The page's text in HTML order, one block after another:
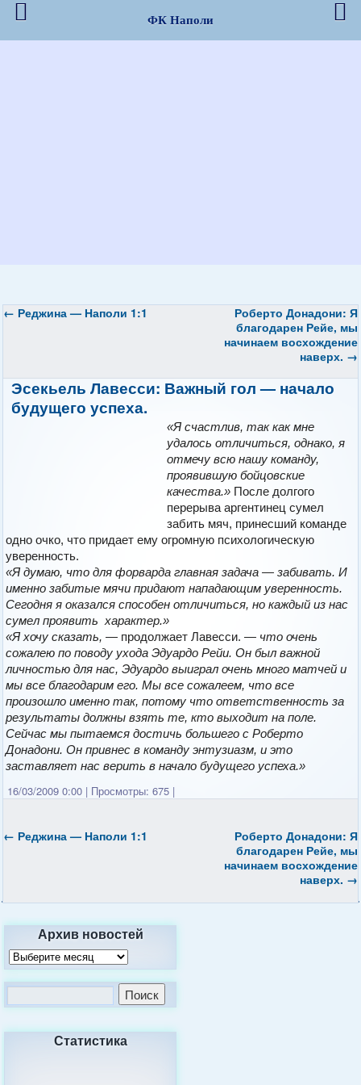
← Реджина — Наполи 1:1
Роберто Донадони: Я
благодарен Рейе, мы
начинаем восхождение
наверх. →
Эсекьель Лавесси: Важный гол — начало
будущего успеха.
«Я счастлив, так как мне
удалось отличиться, однако, я
отмечу всю нашу команду,
проявившую бойцовские
качества.» После долгого
перерыва аргентинец сумел
забить мяч, принесший команде
одно очко, что придает ему огромную психологическую
уверенность.
«Я думаю, что для форварда главная задача — забивать. И
именно забитые мячи придают нападающим уверенность.
Сегодня я оказался способен отличиться, но каждый из нас
сумел проявить характер.»
«Я хочу сказать, — продолжает Лавесси.— что очень
сожалею по поводу ухода Эдуардо Рейи. Он был важной
личностью для нас, Эдуардо выиграл очень много матчей и
мы все благодарим его. Мы все сожалеем, что все
произошло именно так, потому что ответственность за
результаты должны взять те, кто выходит на поле.
Сейчас мы пытаемся достичь большего с Роберто
Донадони. Он привнес в команду энтузиазм, и это
заставляет нас верить в начало будущего успеха.»
16/03/2009 0:00 | Просмотры: 675 |
← Реджина — Наполи 1:1
Роберто Донадони: Я
благодарен Рейе, мы
начинаем восхождение
наверх. →
Архив новостей
Статистика
ФК Наполи